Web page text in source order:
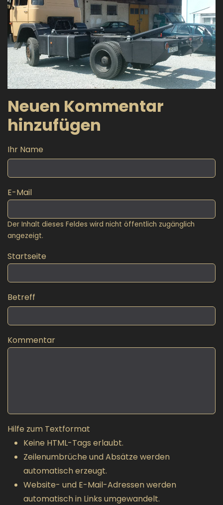
Neuen Kommentar
hinzufügen
Ihr Name
E-Mail
Der Inhalt dieses Feldes wird nicht öffentlich zugänglich
angezeigt.
Startseite
Betreff
Kommentar
Hilfe zum Textformat
Keine HTML-Tags erlaubt.
Zeilenumbrüche und Absätze werden
automatisch erzeugt.
Website- und E-Mail-Adressen werden
automatisch in Links umgewandelt.